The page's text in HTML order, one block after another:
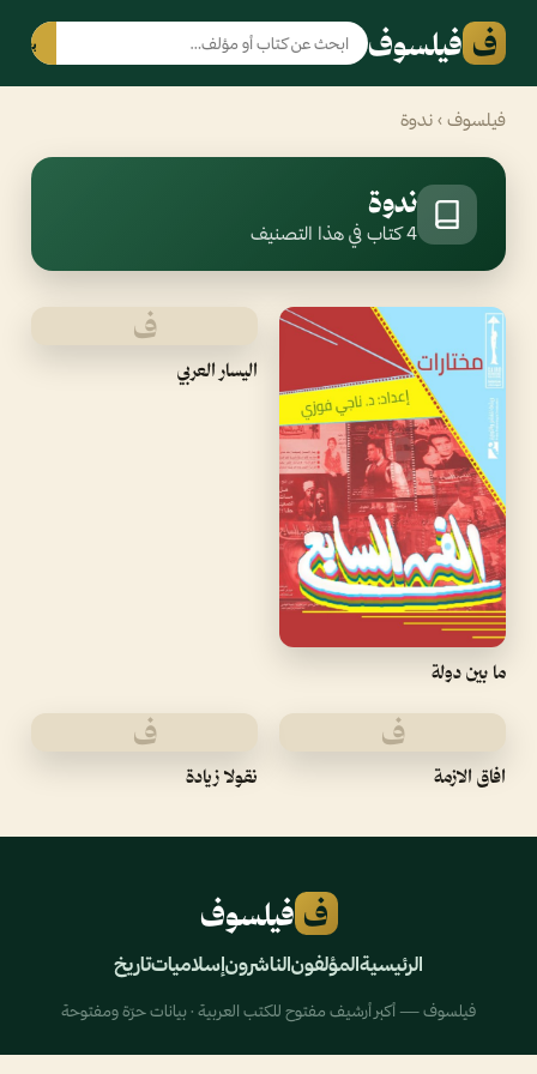
ف فيلسوف بحث
فيلسوف › ندوة
ندوة
4 كتاب في هذا التصنيف
ما بين دولة
ف
اليسار العربي
ف
افاق الازمة
ف
نقولا زيادة
ف فيلسوف
الرئيسيةالمؤلفونالناشرونإسلامياتتاريخ
فيلسوف — أكبر أرشيف مفتوح للكتب العربية · بيانات حرّة ومفتوحة